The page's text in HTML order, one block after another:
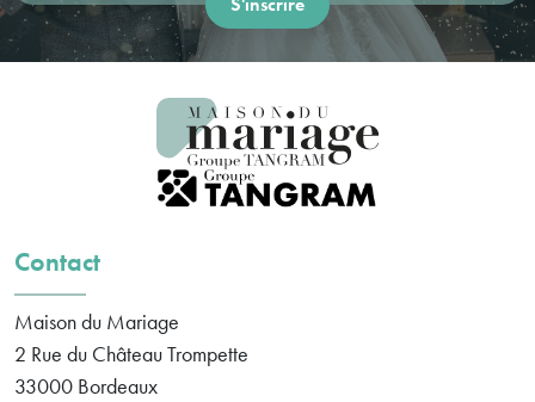
Contact
Maison du Mariage
2 Rue du Château Trompette
33000 Bordeaux